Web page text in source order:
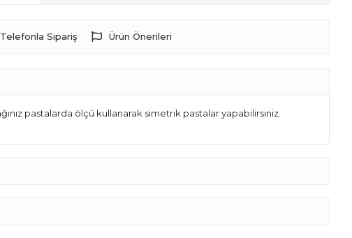
Telefonla Sipariş Ürün Önerileri
pastalarda ölçü kullanarak simetrik pastalar yapabilirsiniz.